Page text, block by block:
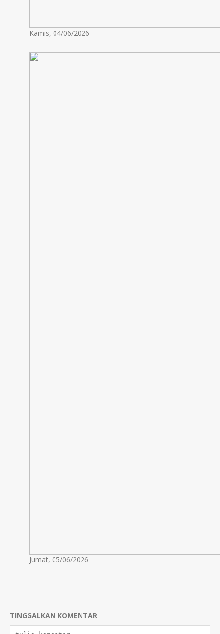
Kamis, 04/06/2026
Jumat, 05/06/2026
TINGGALKAN KOMENTAR